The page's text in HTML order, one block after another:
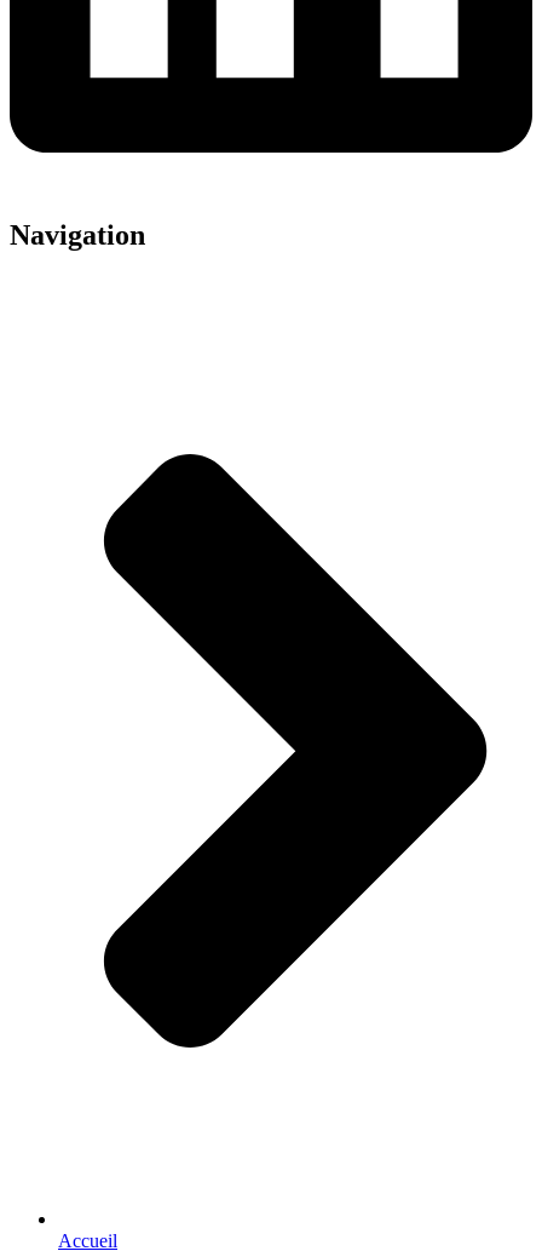
Navigation
Accueil